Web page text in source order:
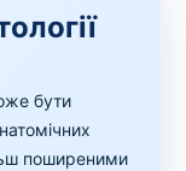
бути
поширеними